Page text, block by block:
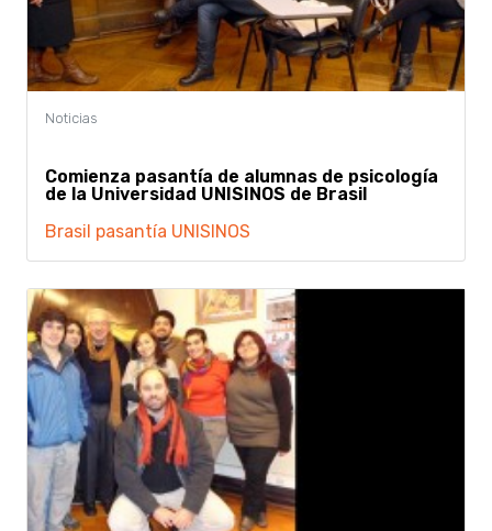
Comienza pasantía de alumnas de psicología
de la Universidad UNISINOS de Brasil
Brasil pasantía UNISINOS